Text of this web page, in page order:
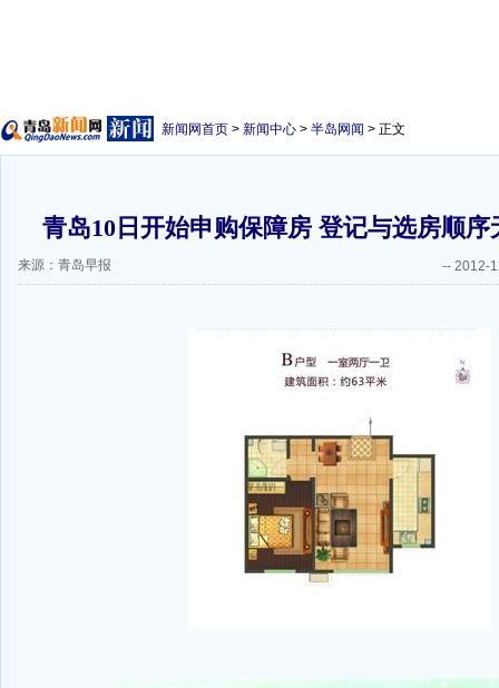
新闻网首页 > 新闻中心 > 半岛网闻 > 正文
青岛10日开始申购保障房 登记与选房顺序
来源：青岛早报 -- 2012-